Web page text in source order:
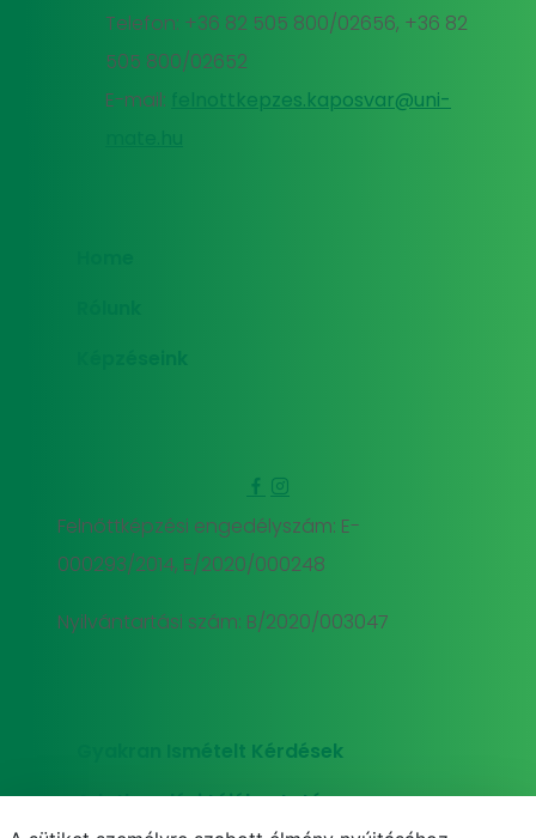
Telefon: +36 82 505 800/02656, +36 82
505 800/02652
E-mail:
felnottkepzes.kaposvar@uni-
Felnőttképzési engedélyszám: E-
000293/2014, E/2020/000248
Nyilvántartási szám: B/2020/003047
Gyakran Ismételt Kérdések
Adatkezelési tájékoztató